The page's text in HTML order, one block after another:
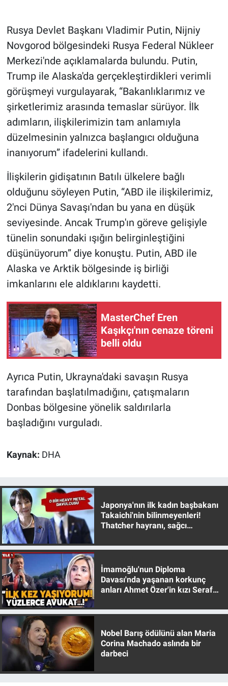
Rusya Devlet Başkanı Vladimir Putin, Nijniy
Novgorod bölgesindeki Rusya Federal Nükleer
Merkezi'nde açıklamalarda bulundu. Putin,
Trump ile Alaska'da gerçekleştirdikleri verimli
görüşmeyi vurgulayarak, “Bakanlıklarımız ve
şirketlerimiz arasında temaslar sürüyor. İlk
adımların, ilişkilerimizin tam anlamıyla
düzelmesinin yalnızca başlangıcı olduğuna
inanıyorum” ifadelerini kullandı.
İlişkilerin gidişatının Batılı ülkelere bağlı
olduğunu söyleyen Putin, “ABD ile ilişkilerimiz,
2'nci Dünya Savaşı'ndan bu yana en düşük
seviyesinde. Ancak Trump'ın göreve gelişiyle
tünelin sonundaki ışığın belirginleştiğini
düşünüyorum” diye konuştu. Putin, ABD ile
Alaska ve Arktik bölgesinde iş birliği
imkanlarını ele aldıklarını kaydetti.
MasterChef Eren
Kaşıkçı'nın cenaze töreni
belli oldu
Ayrıca Putin, Ukrayna'daki savaşın Rusya
tarafından başlatılmadığını, çatışmaların
Donbas bölgesine yönelik saldırılarla
başladığını vurguladı.
Kaynak: DHA
Japonya'nın ilk kadın başbakanı
Takaichi'nin bilinmeyenleri!
Thatcher hayranı, sağcı
İmamoğlu'nun Diploma
Davası'nda yaşanan korkunç
anları Ahmet Özer'in kızı Seraf
Nobel Barış ödülünü alan Maria
Corina Machado aslında bir
darbeci
Gündem Özel
Günün görüntüsü
Haber
İlan
Kimdir
Koronavirüs
Kültür Sanat
Ne demişti
Nedir
Popüler
Programlar
Sağlık
Spor
Türkiye'nin Geleceği
Türkiye'nin Gündemi
Canlı Yayın